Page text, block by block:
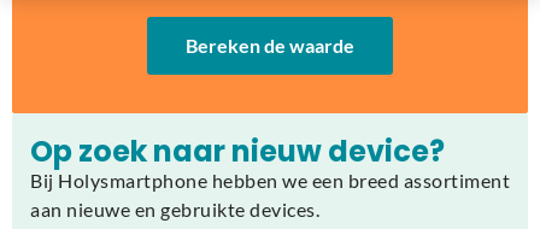
Bereken de waarde
Op zoek naar nieuw device?
Bij Holysmartphone hebben we een breed assortiment
aan nieuwe en gebruikte devices.